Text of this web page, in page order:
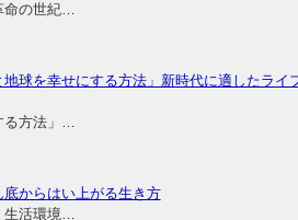
命の世紀…
球を幸せにする方法」新時代に適したライ
る方法」…
底からはい上がる生き方
生活環境…